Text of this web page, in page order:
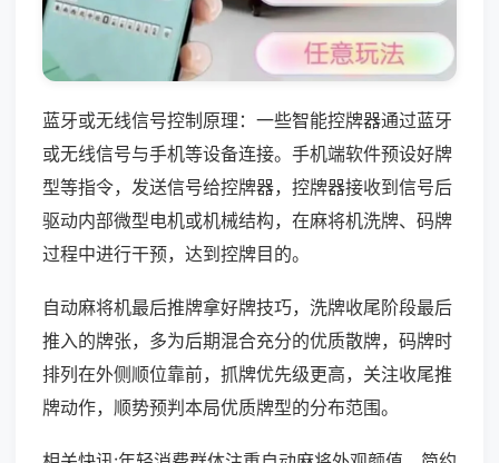
蓝牙或无线信号控制原理：一些智能控牌器通过蓝牙
或无线信号与手机等设备连接。手机端软件预设好牌
型等指令，发送信号给控牌器，控牌器接收到信号后
驱动内部微型电机或机械结构，在麻将机洗牌、码牌
过程中进行干预，达到控牌目的。
自动麻将机最后推牌拿好牌技巧，洗牌收尾阶段最后
推入的牌张，多为后期混合充分的优质散牌，码牌时
排列在外侧顺位靠前，抓牌优先级更高，关注收尾推
牌动作，顺势预判本局优质牌型的分布范围。